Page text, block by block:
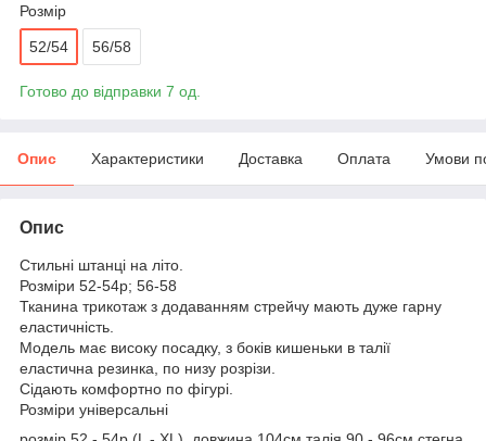
Розмір
52/54 56/58
Готово до відправки 7 од.
Опис Характеристики Доставка Оплата Умови
Опис
Стильні штанці на літо.
Розміри 52-54р; 56-58
Тканина трикотаж з додаванням стрейчу мають дуже гарну
еластичність.
Модель має високу посадку, з боків кишеньки в талії
еластична резинка, по низу розрізи.
Сідають комфортно по фігурі.
Розміри універсальні